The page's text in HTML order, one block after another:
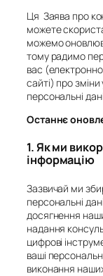
Ця Заява про
можете
можемо
тому радимо
вас
сайті) про
персональні
Останнє
1. Як ми
інформацію
Зазвичай ми
персональні
досягнення
надання
цифрові
ваші
виконання